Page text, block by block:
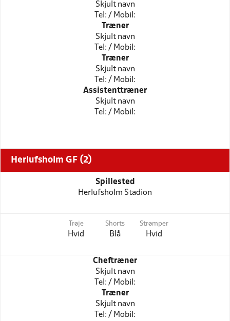
Skjult navn
Tel: / Mobil:
Træner
Skjult navn
Tel: / Mobil:
Træner
Skjult navn
Tel: / Mobil:
Assistenttræner
Skjult navn
Tel: / Mobil:
Herlufsholm GF (2)
Spillested
Herlufsholm Stadion
Trøje
Hvid
Shorts
Blå
Strømper
Hvid
Cheftræner
Skjult navn
Tel: / Mobil:
Træner
Skjult navn
Tel: / Mobil: